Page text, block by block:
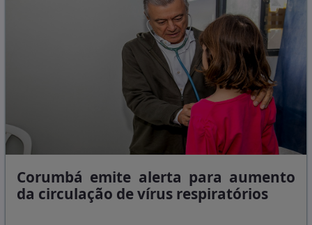
Corumbá emite alerta para aumento
da circulação de vírus respiratórios